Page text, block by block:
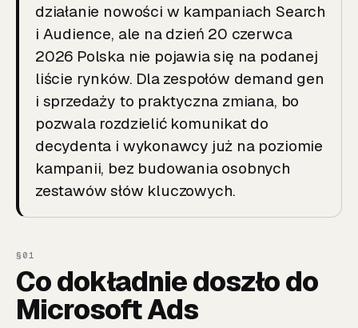
działanie nowości w kampaniach Search
i Audience, ale na dzień 20 czerwca
2026 Polska nie pojawia się na podanej
liście rynków. Dla zespołów demand gen
i sprzedaży to praktyczna zmiana, bo
pozwala rozdzielić komunikat do
decydenta i wykonawcy już na poziomie
kampanii, bez budowania osobnych
zestawów słów kluczowych.
Co dokładnie doszło do
Microsoft Ads